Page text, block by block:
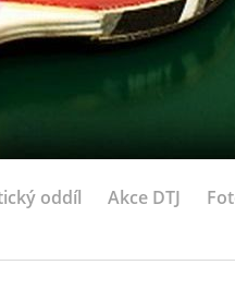
oddíl Akce DTJ